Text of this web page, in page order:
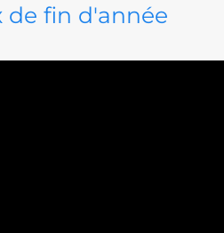
fin d'année